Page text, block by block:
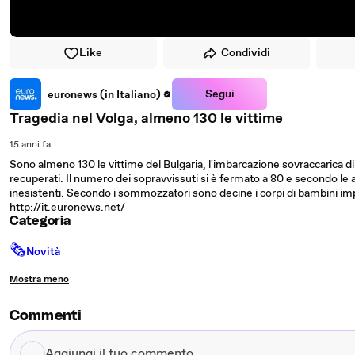
Like Condividi
euronews (in Italiano) Segui
Tragedia nel Volga, almeno 130 le vittime
15 anni fa
Sono almeno 130 le vittime del Bulgaria, l'imbarcazione sovraccarica
recuperati. Il numero dei sopravvissuti si è fermato a 80 e secondo
inesistenti. Secondo i sommozzatori sono decine i corpi di bambini
http://it.euronews.net/
Categoria
🗞Novità
Mostra meno
Commenti